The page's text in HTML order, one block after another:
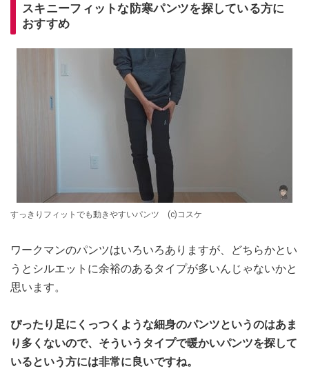
スキニーフィットな防寒パンツを探している方に
おすすめ
すっきりフィットでも動きやすいパンツ (c)コスケ
ワークマンのパンツはいろいろありますが、どちらかとい
うとシルエットに余裕のあるタイプが多いんじゃないかと
思います。
ぴったり足にくっつくような細身のパンツというのはあま
り多くないので、そういうタイプで暖かいパンツを探して
いるという方には非常に良いですね。